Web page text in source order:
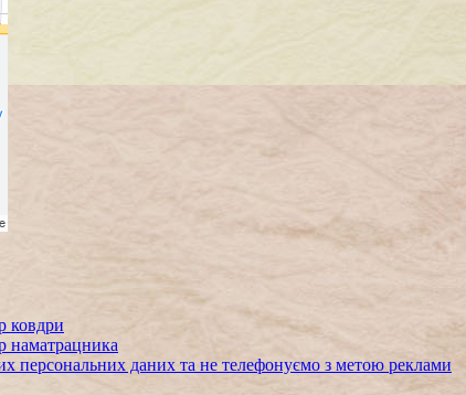
ковдри
наматрацника
персональних даних та не телефонуємо з метою реклами